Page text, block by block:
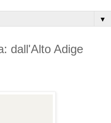
▼
dall'Alto Adige